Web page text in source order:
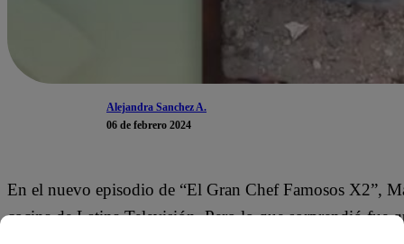
Alejandra Sanchez A.
06 de febrero 2024
En el nuevo episodio de “El Gran Chef Famosos X2”,
cocina de Latina Televisión. Pero lo que sorprendió fue